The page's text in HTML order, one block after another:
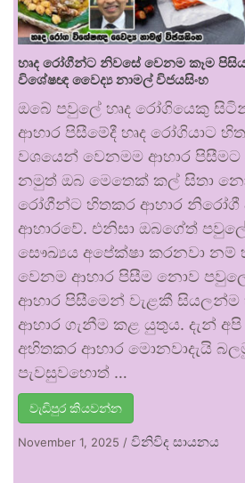
හෘද රෝගීන්ට නිවසේ වෙනම කෑම පිසිය
විශේෂඥ වෛද්‍ය නාමල් විජයසිංහ
ඔබේ පවුලේ හෘද රෝගියෙකු
ආහාර පිසීමේදී හෘද රෝගියාට
වශයෙන් වෙනමම ආහාර පිසීමට
නමුත් ඔබ මෙතෙක් කල් සිතා
රෝගීන්ට හිතකර ආහාර නිරෝගී
ආහාරවේ. එනිසා ඔබගේත්
සෞඛ්‍යය අපේක්ෂා කරනවා නම්
වෙනම ආහාර පිසීම නොව
ආහාර පිසීමෙන් වැළකී සියලන්ම
ආහාර ගැනීම කළ යුතුය. දැන්
අහිතකර ආහාර මොනවාදැයි
පැවසුවහොත් …
වැඩිපුර කියවන්න
November 1, 2025 / විනිවිද සායනය